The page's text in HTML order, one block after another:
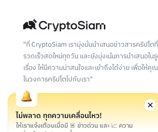
"ที่ CryptoSiam เรามุ่งมั่นนำเสนอข่าวสารคริปโต
รวดเร็วสดใหม่ทุกวัน และยังมุ่งเน้นการนำเสนอใน
เรื่อง ให้มีความน่าสนใจและเข้าถึงได้ง่าย เพื่อให้
ในวงการคริปโตไปกับเรา"
ไม่พลาด ทุกความเคลื่อนไหว!
ให้เราแจ้งเตือนเมื่อมี 🚨 ข่าวด่วน และ 📈 ความ